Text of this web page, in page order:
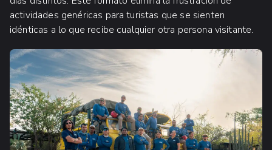
actividades genéricas para turistas que se sienten
idénticas a lo que recibe cualquier otra persona visitante.